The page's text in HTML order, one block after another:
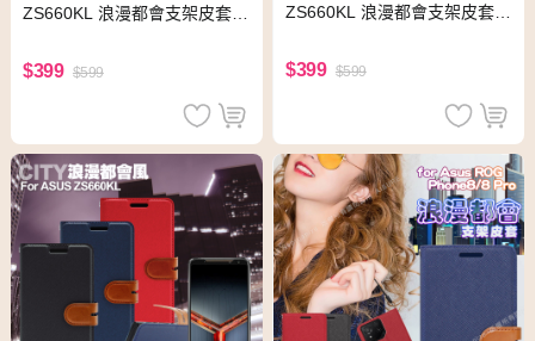
ZS660KL 浪漫都會支架皮套-
$399 $599
ZS660KL 浪漫都會支架皮套-
$399 $599